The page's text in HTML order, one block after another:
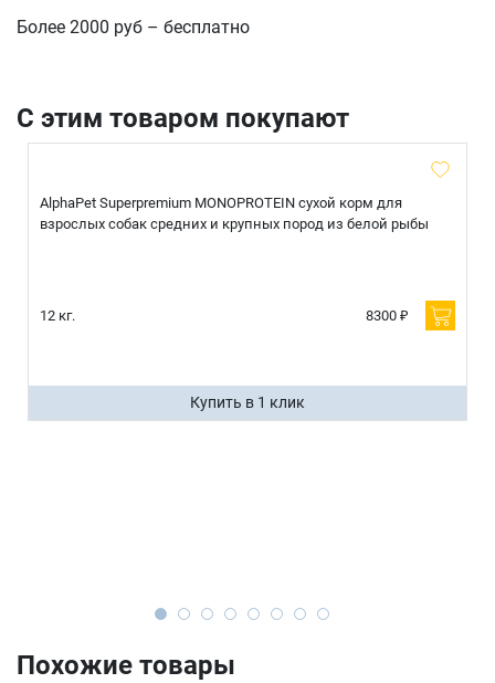
Более 2000 руб – бесплатно
С этим товаром покупают
AlphaPet Superpremium MONOPROTEIN сухой корм для
взрослых собак средних и крупных пород из белой рыбы
12 кг. 8300 ₽
Купить в 1 клик
Похожие товары